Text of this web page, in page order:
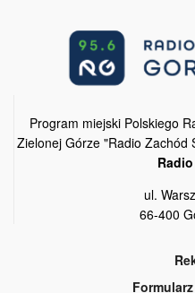
Program miejski Polskiego
Zielonej Górze "Radio Zachód
ul.
66-400